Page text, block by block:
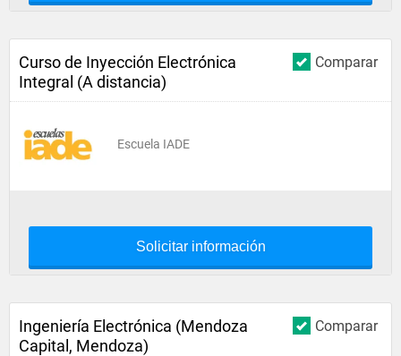
Comparar
Curso de Inyección Electrónica
Integral (A distancia)
Escuela IADE
Solicitar información
Comparar
Ingeniería Electrónica (Mendoza
Capital, Mendoza)